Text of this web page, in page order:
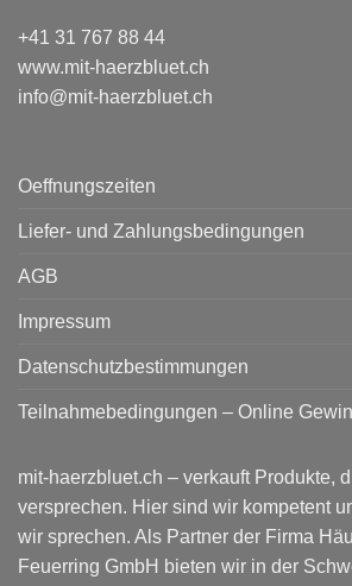
+41 31 767 88 44
www.mit-haerzbluet.ch
info@mit-haerzbluet.ch
Oeffnungszeiten
Liefer- und Zahlungsbedingungen
AGB
Impressum
Datenschutzbestimmungen
Teilnahmebedingungen – Online
mit-haerzbluet.ch – verkauft Produkte,
versprechen. Hier sind wir kompetent
wir sprechen. Als Partner der Firma
Feuerring GmbH bieten wir in der